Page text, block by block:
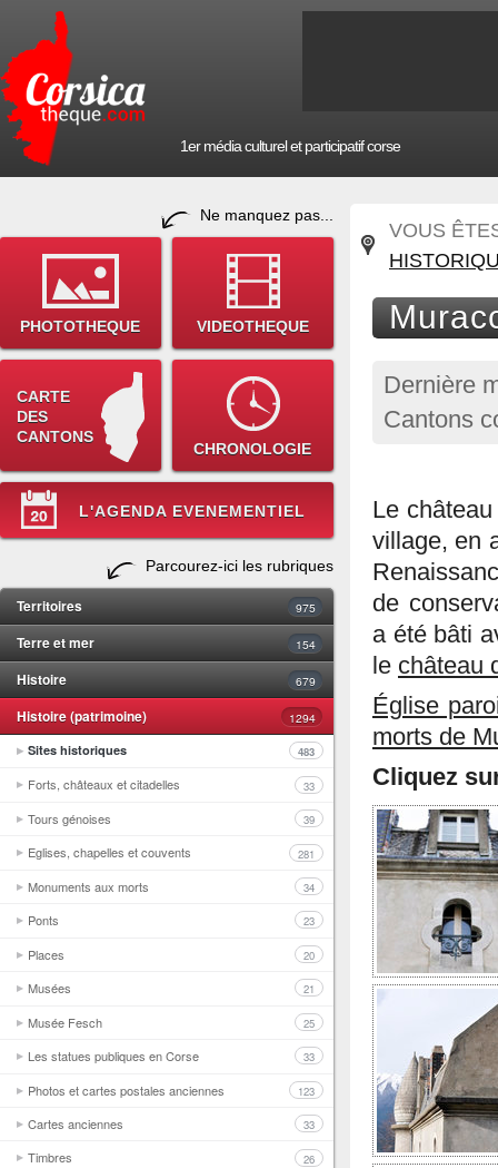
1er média culturel et participatif corse
Ne manquez pas...
PHOTOTHEQUE VIDEOTHEQUE
CARTE
DES
CANTONS
CHRONOLOGIE
L'AGENDA EVENEMENTIEL
Parcourez-ici les rubriques
Territoires 975
Terre et mer 154
Histoire 679
Histoire (patrimoine)
1294
Sites historiques
483
Forts, châteaux et citadelles 33
Tours génoises 39
Eglises, chapelles et couvents 281
Monuments aux morts 34
Ponts 23
Places 20
Musées 21
Musée Fesch 25
Les statues publiques en Corse 33
Photos et cartes postales anciennes 123
Cartes anciennes 33
Timbres 26
VOUS
Dernière
Cantons
Le
village, en
de
a été bâti
le château
Église
morts de
Cliquez